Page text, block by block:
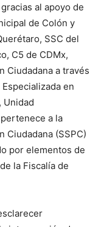
al apoyo de
de Colón y
SSC del
C5 de CDMx,
Ciudadana a través
en
Unidad
a la
Ciudadana (SSPC)
por elementos de
la Fiscalía de